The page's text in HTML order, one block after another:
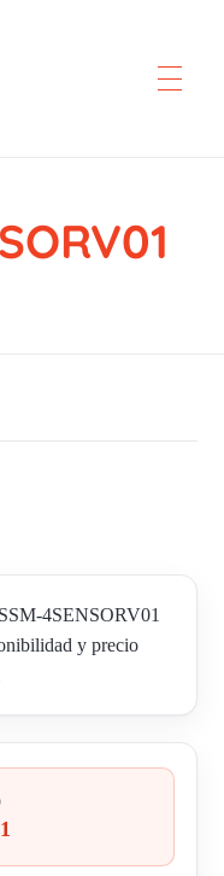
4SENSORV01
y precio